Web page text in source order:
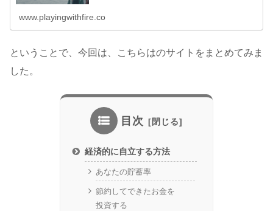
www.playingwithfire.co
ということで、今回は、こちらはのサイトをまとめてみま
した。
目次
経済的に自立する方法
あなたの貯蓄率
節約してできたお金を
投資する